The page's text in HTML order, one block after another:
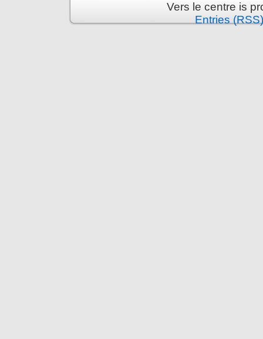
Vers le centre is
Entries (RSS)